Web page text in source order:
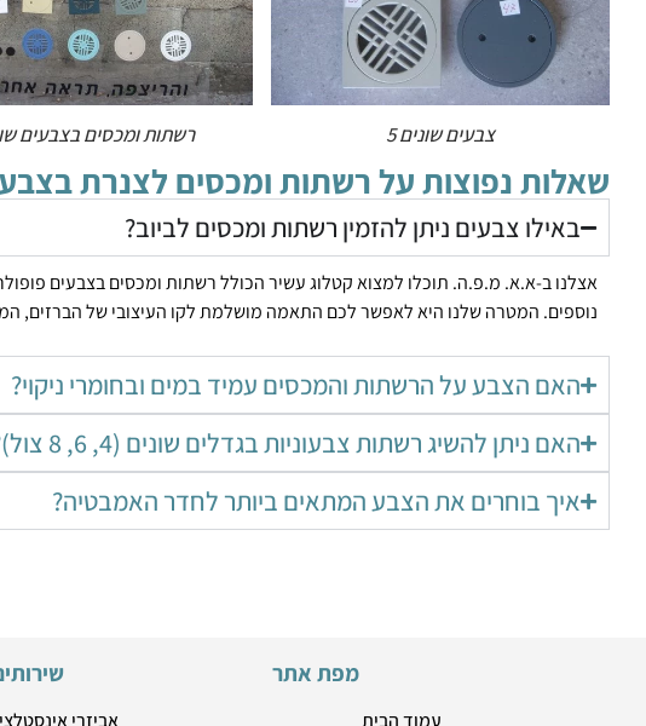
צבעים שונים 5 רשתות ומכסים בצבעים
שאלות נפוצות על רשתות ומכסים לצנרת
באילו צבעים ניתן להזמין רשתות ומכסים לביוב?
אצלנו ב-א.א. מ.פ.ה. תוכלו למצוא קטלוג עשיר הכולל רשתות ומכסים בצבעים
נוספים. המטרה שלנו היא לאפשר לכם התאמה מושלמת לקו העיצובי של הברזים,
האם הצבע על הרשתות והמכסים עמיד במים ובחומרי ניקוי?
האם ניתן להשיג רשתות צבעוניות בגדלים שונים (4, 6, 8 צול)?
איך בוחרים את הצבע המתאים ביותר לחדר האמבטיה?
מפת אתר